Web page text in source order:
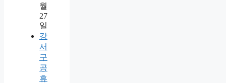
월
27
일
강
서
구
공
휴